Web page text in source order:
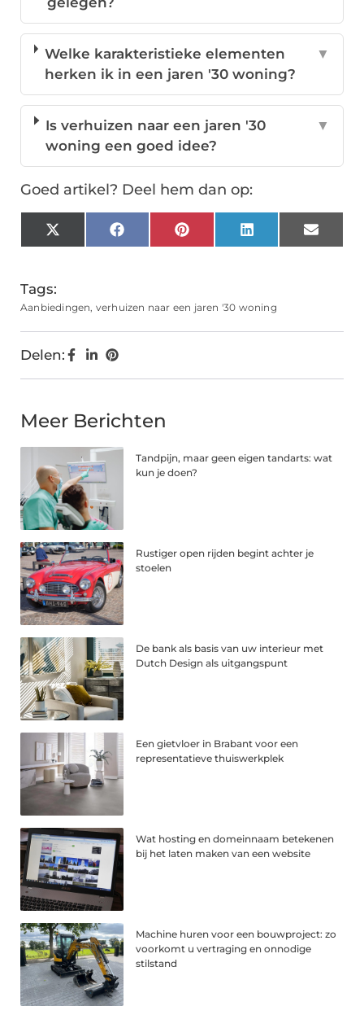
Welke karakteristieke elementen
herken ik in een jaren '30 woning?
▼
Is verhuizen naar een jaren '30
woning een goed idee?
▼
Goed artikel? Deel hem dan op:
X
(Twitter)
FacebookPinterestLinkedInEmail
Tags:
Aanbiedingen, verhuizen naar een jaren '30 woning
Delen:
Meer Berichten
Tandpijn, maar geen eigen tandarts: wat
kun je doen?
Rustiger open rijden begint achter je
stoelen
De bank als basis van uw interieur met
Dutch Design als uitgangspunt
Een gietvloer in Brabant voor een
representatieve thuiswerkplek
Wat hosting en domeinnaam betekenen
bij het laten maken van een website
Machine huren voor een bouwproject: zo
voorkomt u vertraging en onnodige
stilstand